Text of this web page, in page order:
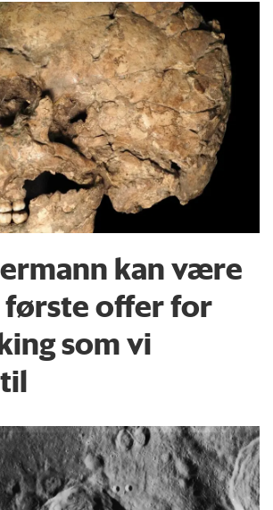
kan være
første offer for
som vi